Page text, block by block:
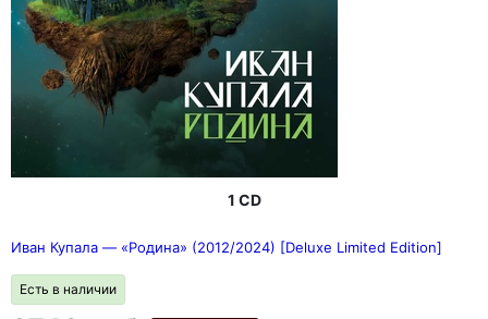
1 CD
Иван Купала — «Родина» (2012/2024) [Deluxe Limited Edition]
Есть в наличии